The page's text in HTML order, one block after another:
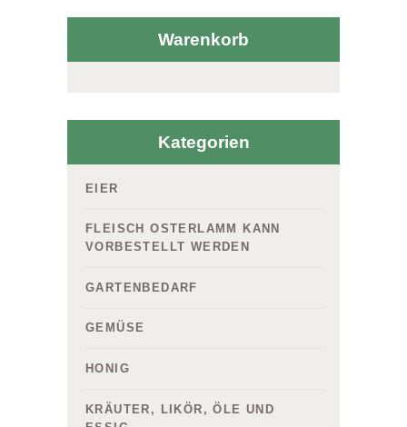
Warenkorb
Kategorien
EIER
FLEISCH OSTERLAMM KANN
VORBESTELLT WERDEN
GARTENBEDARF
GEMÜSE
HONIG
KRÄUTER, LIKÖR, ÖLE UND